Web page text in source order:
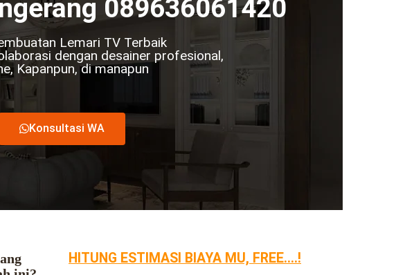
089636061420
Lemari TV Terbaik
dengan desainer profesional,
Kapanpun, di manapun
Konsultasi WA
HITUNG ESTIMASI BIAYA MU, FREE....!